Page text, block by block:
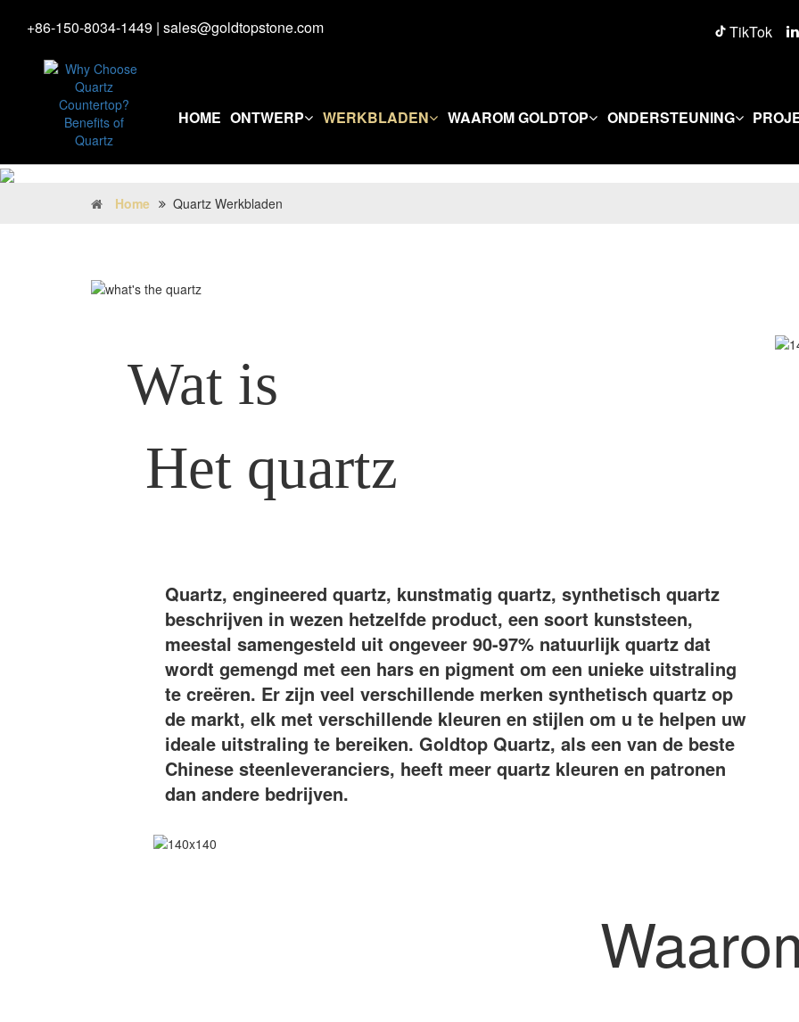
+86-150-8034-1449 | sales@goldtopstone.com TikTok
HOME ONTWERP WERKBLADEN WAAROM GOLDTOP ONDERSTEUNING
Home Quartz Werkbladen
Wat is
Het quartz
Quartz, engineered quartz, kunstmatig quartz, synthetisch quartz
beschrijven in wezen hetzelfde product, een soort kunststeen,
meestal samengesteld uit ongeveer 90-97% natuurlijk quartz dat
wordt gemengd met een hars en pigment om een unieke uitstraling
te creëren. Er zijn veel verschillende merken synthetisch quartz op
de markt, elk met verschillende kleuren en stijlen om u te helpen uw
ideale uitstraling te bereiken. Goldtop Quartz, als een van de beste
Chinese steenleveranciers, heeft meer quartz kleuren en patronen
dan andere bedrijven.